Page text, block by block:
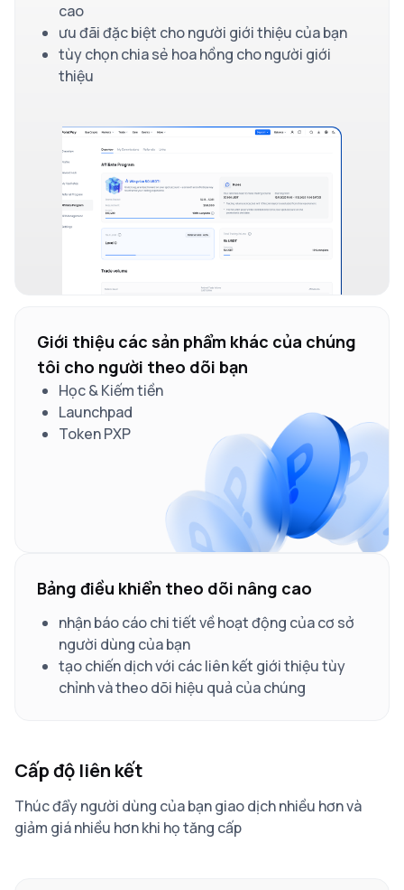
cao
ưu đãi đặc biệt cho người giới thiệu của bạn
tùy chọn chia sẻ hoa hồng cho người giới
thiệu
Giới thiệu các sản phẩm khác của chúng
tôi cho người theo dõi bạn
Học & Kiếm tiền
Launchpad
Token PXP
Bảng điều khiển theo dõi nâng cao
nhận báo cáo chi tiết về hoạt động của cơ sở
người dùng của bạn
tạo chiến dịch với các liên kết giới thiệu tùy
chỉnh và theo dõi hiệu quả của chúng
Cấp độ liên kết
Thúc đẩy người dùng của bạn giao dịch nhiều hơn và
giảm giá nhiều hơn khi họ tăng cấp